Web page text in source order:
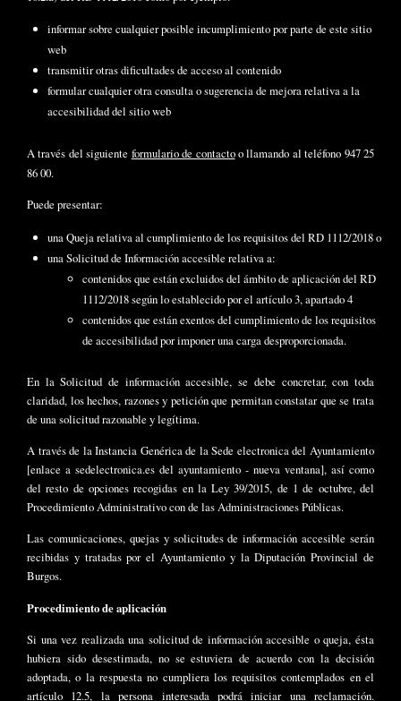
informar sobre cualquier posible incumplimiento por parte de este sitio
web
transmitir otras dificultades de acceso al contenido
formular cualquier otra consulta o sugerencia de mejora relativa a la
accesibilidad del sitio web
A través del siguiente formulario de contactoo llamando al teléfono 947 25
86 00.
Puede presentar:
una Queja relativa al cumplimiento de los requisitos del RD 1112/2018 o
una Solicitud de Información accesible relativa a:
contenidos que están excluidos del ámbito de aplicación del RD
1112/2018 según lo establecido por el artículo 3, apartado 4
contenidos que están exentos del cumplimiento de los requisitos
de accesibilidad por imponer una carga desproporcionada.
En la Solicitud de información accesible, se debe concretar, con toda
claridad, los hechos, razones y petición que permitan constatar que se trata
de una solicitud razonable y legítima.
A través de la Instancia Genérica de la Sede electronica del Ayuntamiento
[enlace a sedelectronica.es del ayuntamiento - nueva ventana], así como
del resto de opciones recogidas en la Ley 39/2015, de 1 de octubre, del
Procedimiento Administrativo con de las Administraciones Públicas.
Las comunicaciones, quejas y solicitudes de información accesible serán
recibidas y tratadas por el Ayuntamiento y la Diputación Provincial de
Burgos.
Procedimiento de aplicación
Si una vez realizada una solicitud de información accesible o queja, ésta
hubiera sido desestimada, no se estuviera de acuerdo con la decisión
adoptada, o la respuesta no cumpliera los requisitos contemplados en el
artículo 12.5, la persona interesada podrá iniciar una reclamación.